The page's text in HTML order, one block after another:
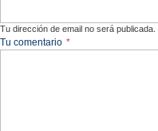
Tu dirección de email no será publicada.
Tu comentario *